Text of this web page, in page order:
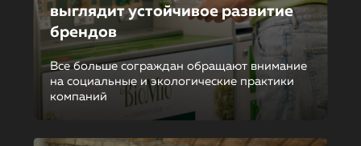
выглядит устойчивое развитие
брендов
Все больше сограждан обращают внимание
на социальные и экологические практики
компаний